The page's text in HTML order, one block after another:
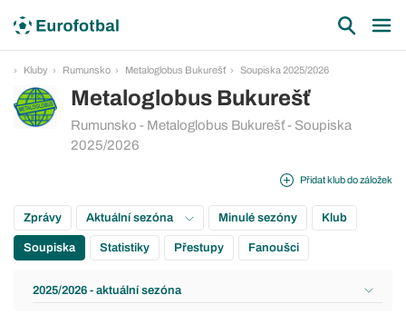
Kluby Rumunsko Metaloglobus Bukurešť Soupiska 2025/2026
Metaloglobus Bukurešť
Rumunsko - Metaloglobus Bukurešť - Soupiska
2025/2026
Přidat klub do záložek
Zprávy Aktuální sezóna Minulé sezóny Klub
Soupiska Statistiky Přestupy Fanoušci
2025/2026 - aktuální sezóna